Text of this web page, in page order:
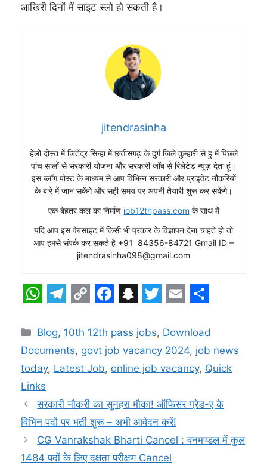
आखिरी दिनों में साइट स्लो हो सकती है।
jitendrasinha
हेलो दोस्त में जितेंद्र सिन्हा में छत्तीसगढ़ के दुर्ग जिले कुम्हारी से हु में पिछले
पांच सालों से सरकारी योजना और सरकारी जॉब से रिलेटेड न्यूज़ देता हूं।
इस ब्लॉग पोस्ट के माध्यम से आप विभिन्न सरकारी और प्राइवेट नौकरियों
के बारे में जान सकेंगे और सही समय पर अपनी तैयारी शुरू कर सकेंगे।
एक बेहतर कल का निर्माण job12thpass.com के साथ में
यदि आप इस वेबसाइट में किसी भी प्रकार के विज्ञापन देना चाहते हो तो
आप हमसे संपर्क कर सकते है +91 84356-84721 Gmail ID –
jitendrasinha098@gmail.com
h
a
t
s
A
p
p
e
l
e
r
a
m
o
p
y
i
n
k
a
c
e
o
o
k
n
a
p
h
a
t
w
i
t
e
r
m
a
i
h
a
r
Categories
Blog, 10th 12th pass jobs, Download
Documents, govt job vacancy 2024, job news
today, Latest Job, online job vacancy, Quick
Links
सरकारी नौकरी का सुनहरा मौका! ऑफिसर ग्रेड-ए के
विभिन पदों पर भर्ती शुरू – अभी आवेदन करें!
CG Vanrakshak Bharti Cancel : वनमण्डल में कुल
1484 पदों के लिए दक्षता परीक्षण Cancel